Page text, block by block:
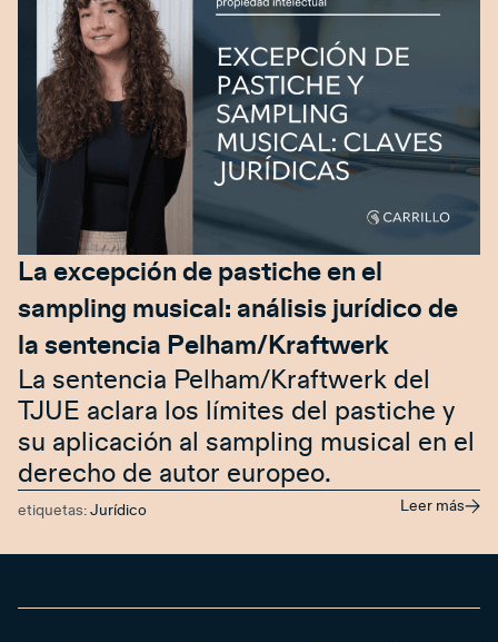
La excepción de pastiche en el
sampling musical: análisis jurídico de
la sentencia Pelham/Kraftwerk
La sentencia Pelham/Kraftwerk del
TJUE aclara los límites del pastiche y
su aplicación al sampling musical en el
derecho de autor europeo.
etiquetas: Jurídico Leer más